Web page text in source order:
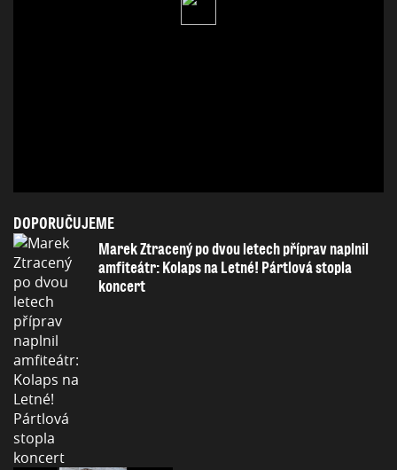
DOPORUČUJEME
Marek Ztracený po dvou letech příprav naplnil
amfiteátr: Kolaps na Letné! Pártlová stopla
koncert